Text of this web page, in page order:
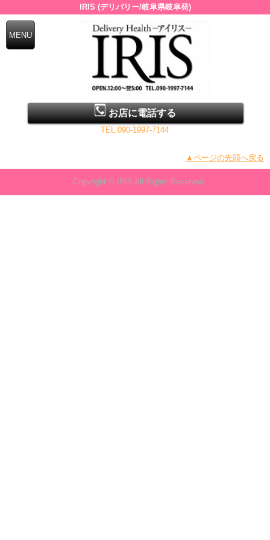
IRIS (デリバリー/岐阜県岐阜発)
お店に電話する
TEL.090-1997-7144
▲ページの先頭へ戻る
Copyright © IRIS All Rights Reserved.